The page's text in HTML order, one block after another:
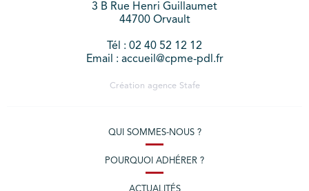
3 B Rue Henri Guillaumet
44700 Orvault
Tél : 02 40 52 12 12
Email : accueil@cpme-pdl.fr
Création agence Stafe
QUI SOMMES-NOUS ?
POURQUOI ADHÉRER ?